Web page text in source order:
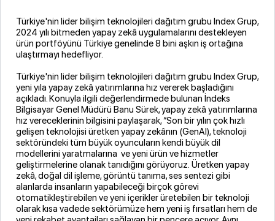
Türkiye'nin lider bilişim teknolojileri dağıtım grubu Index Grup,
2024 yılı bitmeden yapay zekâ uygulamalarını destekleyen
ürün portföyünü Türkiye genelinde 8 bini aşkın iş ortağına
ulaştırmayı hedefliyor.
Türkiye'nin lider bilişim teknolojileri dağıtım grubu Index Grup,
yeni yıla yapay zekâ yatırımlarına hız vererek başladığını
açıkladı. Konuyla ilgili değerlendirmede bulunan İndeks
Bilgisayar Genel Müdürü Banu Sürek, yapay zekâ yatırımlarına
hız vereceklerinin bilgisini paylaşarak, “Son bir yılın çok hızlı
gelişen teknolojisi üretken yapay zekânın (GenAI), teknoloji
sektöründeki tüm büyük oyuncuların kendi büyük dil
modellerini yaratmalarına ve yeni ürün ve hizmetler
geliştirmelerine olanak tanıdığını görüyoruz. Üretken yapay
zekâ, doğal dil işleme, görüntü tanıma, ses sentezi gibi
alanlarda insanların yapabileceği birçok görevi
otomatikleştirebilen ve yeni içerikler üretebilen bir teknoloji
olarak kısa vadede sektörümüze hem yeni iş fırsatları hem de